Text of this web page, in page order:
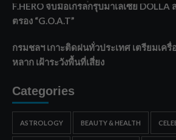
F.HERO จับมือเกิร์ลกรุ๊ปมาเลเซีย DOLLA
ตรอง “G.O.A.T”
กรมชลฯ เกาะติดฝนทั่วประเทศ เตรียมเค
หลาก เฝ้าระวังพื้นที่เสี่ยง
Categories
ASTROLOGY BEAUTY & HEALTH